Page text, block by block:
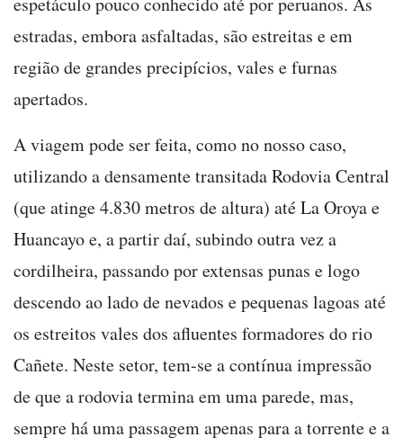
estradas, embora asfaltadas, são estreitas e em
região de grandes precipícios, vales e furnas
apertados.
A viagem pode ser feita, como no nosso caso,
utilizando a densamente transitada Rodovia Central
(que atinge 4.830 metros de altura) até La Oroya e
Huancayo e, a partir daí, subindo outra vez a
cordilheira, passando por extensas punas e logo
descendo ao lado de nevados e pequenas lagoas até
os estreitos vales dos afluentes formadores do rio
Cañete. Neste setor, tem-se a contínua impressão
de que a rodovia termina em uma parede, mas,
sempre há uma passagem apenas para a torrente e a